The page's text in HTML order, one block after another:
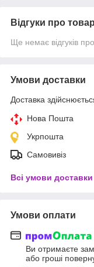
Відгуки про товар
Ще немає відгуків
Умови доставки
Доставка
Нова Пошта
Укрпошта
Самовивіз
Всі умови доставки
Умови оплати
Ви отримаєте
або гроші